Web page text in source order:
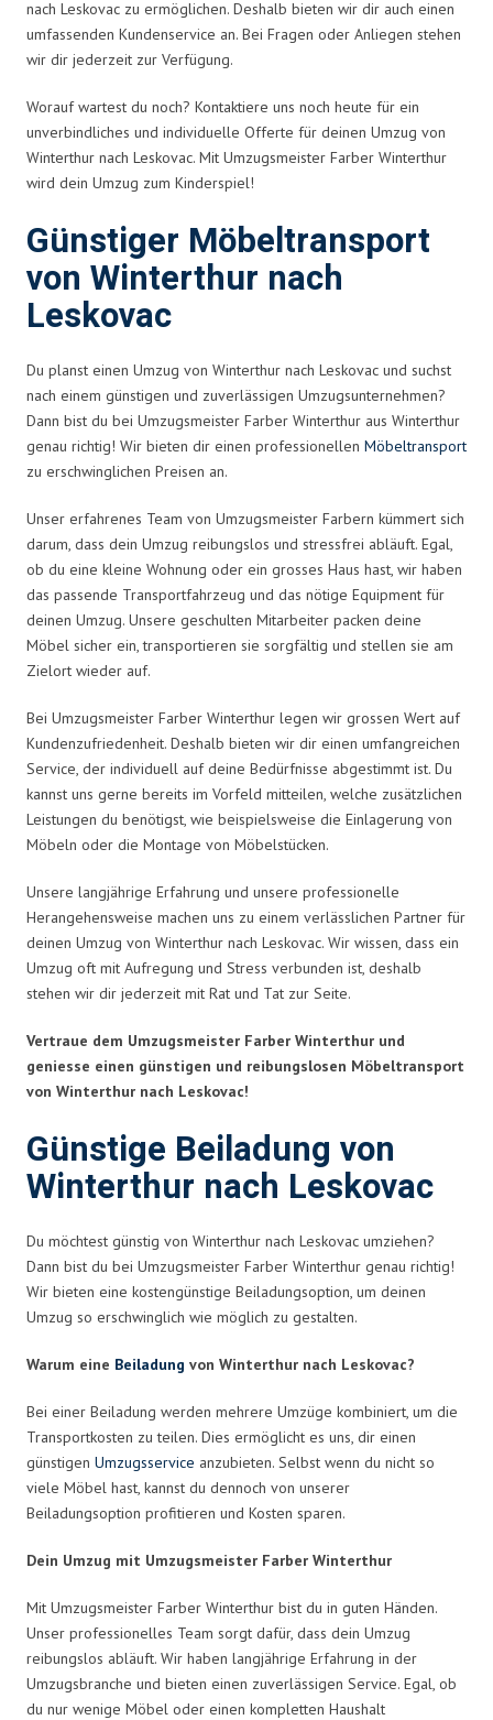
nach Leskovac zu ermöglichen. Deshalb bieten wir dir auch einen
umfassenden Kundenservice an. Bei Fragen oder Anliegen stehen
wir dir jederzeit zur Verfügung.
Worauf wartest du noch? Kontaktiere uns noch heute für ein
unverbindliches und individuelle Offerte für deinen Umzug von
Winterthur nach Leskovac. Mit Umzugsmeister Farber Winterthur
wird dein Umzug zum Kinderspiel!
Günstiger Möbeltransport
von Winterthur nach
Leskovac
Du planst einen Umzug von Winterthur nach Leskovac und suchst
nach einem günstigen und zuverlässigen Umzugsunternehmen?
Dann bist du bei Umzugsmeister Farber Winterthur aus Winterthur
genau richtig! Wir bieten dir einen professionellen Möbeltransport
zu erschwinglichen Preisen an.
Unser erfahrenes Team von Umzugsmeister Farbern kümmert sich
darum, dass dein Umzug reibungslos und stressfrei abläuft. Egal,
ob du eine kleine Wohnung oder ein grosses Haus hast, wir haben
das passende Transportfahrzeug und das nötige Equipment für
deinen Umzug. Unsere geschulten Mitarbeiter packen deine
Möbel sicher ein, transportieren sie sorgfältig und stellen sie am
Zielort wieder auf.
Bei Umzugsmeister Farber Winterthur legen wir grossen Wert auf
Kundenzufriedenheit. Deshalb bieten wir dir einen umfangreichen
Service, der individuell auf deine Bedürfnisse abgestimmt ist. Du
kannst uns gerne bereits im Vorfeld mitteilen, welche zusätzlichen
Leistungen du benötigst, wie beispielsweise die Einlagerung von
Möbeln oder die Montage von Möbelstücken.
Unsere langjährige Erfahrung und unsere professionelle
Herangehensweise machen uns zu einem verlässlichen Partner für
deinen Umzug von Winterthur nach Leskovac. Wir wissen, dass ein
Umzug oft mit Aufregung und Stress verbunden ist, deshalb
stehen wir dir jederzeit mit Rat und Tat zur Seite.
Vertraue dem Umzugsmeister Farber Winterthur und
geniesse einen günstigen und reibungslosen Möbeltransport
von Winterthur nach Leskovac!
Günstige Beiladung von
Winterthur nach Leskovac
Du möchtest günstig von Winterthur nach Leskovac umziehen?
Dann bist du bei Umzugsmeister Farber Winterthur genau richtig!
Wir bieten eine kostengünstige Beiladungsoption, um deinen
Umzug so erschwinglich wie möglich zu gestalten.
Warum eine Beiladung von Winterthur nach Leskovac?
Bei einer Beiladung werden mehrere Umzüge kombiniert, um die
Transportkosten zu teilen. Dies ermöglicht es uns, dir einen
günstigen Umzugsservice anzubieten. Selbst wenn du nicht so
viele Möbel hast, kannst du dennoch von unserer
Beiladungsoption profitieren und Kosten sparen.
Dein Umzug mit Umzugsmeister Farber Winterthur
Mit Umzugsmeister Farber Winterthur bist du in guten Händen.
Unser professionelles Team sorgt dafür, dass dein Umzug
reibungslos abläuft. Wir haben langjährige Erfahrung in der
Umzugsbranche und bieten einen zuverlässigen Service. Egal, ob
du nur wenige Möbel oder einen kompletten Haushalt